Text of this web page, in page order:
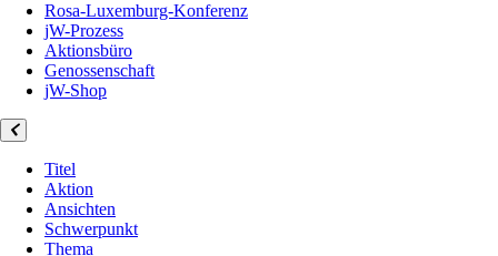
Rosa-Luxemburg-Konferenz
jW-Prozess
Aktionsbüro
Genossenschaft
jW-Shop
Titel
Aktion
Ansichten
Schwerpunkt
Thema